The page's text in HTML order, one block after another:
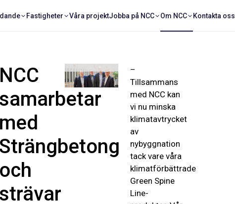
Fastigheter Våra projektJobba på NCC Om NCC Kontakta oss
NCC
samarbetar
med
Strängbetong
och
strävar
Strängbetong
–
Tillsammans
med NCC kan
vi nu minska
klimatavtrycket
av
nybyggnation
tack vare våra
klimatförbättrade
Green Spine
Line-